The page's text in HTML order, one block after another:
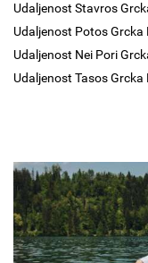
Udaljenost Stavros
Udaljenost Potos
Udaljenost Nei Pori
Udaljenost Tasos Grcka